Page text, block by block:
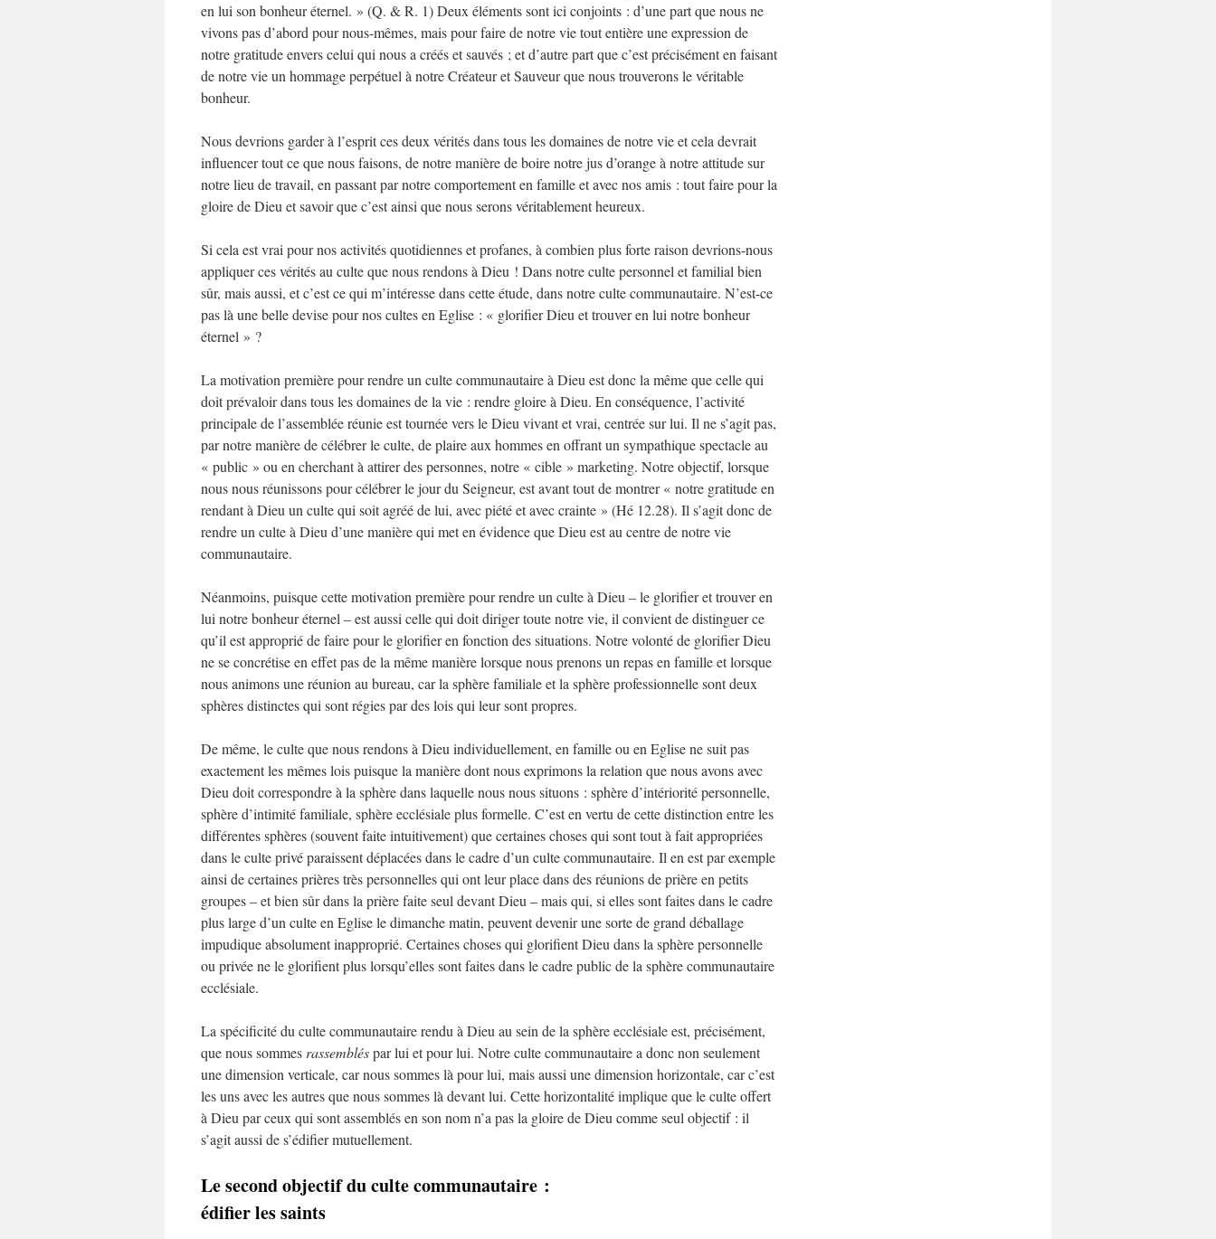
en lui son bonheur éternel. » (Q. & R. 1) Deux éléments sont ici conjoints : d’une part que nous ne
vivons pas d’abord pour nous-mêmes, mais pour faire de notre vie tout entière une expression de
notre gratitude envers celui qui nous a créés et sauvés ; et d’autre part que c’est précisément en faisant
de notre vie un hommage perpétuel à notre Créateur et Sauveur que nous trouverons le véritable
bonheur.
Nous devrions garder à l’esprit ces deux vérités dans tous les domaines de notre vie et cela devrait
influencer tout ce que nous faisons, de notre manière de boire notre jus d’orange à notre attitude sur
notre lieu de travail, en passant par notre comportement en famille et avec nos amis : tout faire pour la
gloire de Dieu et savoir que c’est ainsi que nous serons véritablement heureux.
Si cela est vrai pour nos activités quotidiennes et profanes, à combien plus forte raison devrions-nous
appliquer ces vérités au culte que nous rendons à Dieu ! Dans notre culte personnel et familial bien
sûr, mais aussi, et c’est ce qui m’intéresse dans cette étude, dans notre culte communautaire. N’est-ce
pas là une belle devise pour nos cultes en Eglise : « glorifier Dieu et trouver en lui notre bonheur
éternel » ?
La motivation première pour rendre un culte communautaire à Dieu est donc la même que celle qui
doit prévaloir dans tous les domaines de la vie : rendre gloire à Dieu. En conséquence, l’activité
principale de l’assemblée réunie est tournée vers le Dieu vivant et vrai, centrée sur lui. Il ne s’agit pas,
par notre manière de célébrer le culte, de plaire aux hommes en offrant un sympathique spectacle au
« public » ou en cherchant à attirer des personnes, notre « cible » marketing. Notre objectif, lorsque
nous nous réunissons pour célébrer le jour du Seigneur, est avant tout de montrer « notre gratitude en
rendant à Dieu un culte qui soit agréé de lui, avec piété et avec crainte » (Hé 12.28). Il s’agit donc de
rendre un culte à Dieu d’une manière qui met en évidence que Dieu est au centre de notre vie
communautaire.
Néanmoins, puisque cette motivation première pour rendre un culte à Dieu – le glorifier et trouver en
lui notre bonheur éternel – est aussi celle qui doit diriger toute notre vie, il convient de distinguer ce
qu’il est approprié de faire pour le glorifier en fonction des situations. Notre volonté de glorifier Dieu
ne se concrétise en effet pas de la même manière lorsque nous prenons un repas en famille et lorsque
nous animons une réunion au bureau, car la sphère familiale et la sphère professionnelle sont deux
sphères distinctes qui sont régies par des lois qui leur sont propres.
De même, le culte que nous rendons à Dieu individuellement, en famille ou en Eglise ne suit pas
exactement les mêmes lois puisque la manière dont nous exprimons la relation que nous avons avec
Dieu doit correspondre à la sphère dans laquelle nous nous situons : sphère d’intériorité personnelle,
sphère d’intimité familiale, sphère ecclésiale plus formelle. C’est en vertu de cette distinction entre les
différentes sphères (souvent faite intuitivement) que certaines choses qui sont tout à fait appropriées
dans le culte privé paraissent déplacées dans le cadre d’un culte communautaire. Il en est par exemple
ainsi de certaines prières très personnelles qui ont leur place dans des réunions de prière en petits
groupes – et bien sûr dans la prière faite seul devant Dieu – mais qui, si elles sont faites dans le cadre
plus large d’un culte en Eglise le dimanche matin, peuvent devenir une sorte de grand déballage
impudique absolument inapproprié. Certaines choses qui glorifient Dieu dans la sphère personnelle
ou privée ne le glorifient plus lorsqu’elles sont faites dans le cadre public de la sphère communautaire
ecclésiale.
La spécificité du culte communautaire rendu à Dieu au sein de la sphère ecclésiale est, précisément,
que nous sommes rassembléspar lui et pour lui. Notre culte communautaire a donc non seulement
une dimension verticale, car nous sommes là pour lui, mais aussi une dimension horizontale, car c’est
les uns avec les autres que nous sommes là devant lui. Cette horizontalité implique que le culte offert
à Dieu par ceux qui sont assemblés en son nom n’a pas la gloire de Dieu comme seul objectif : il
s’agit aussi de s’édifier mutuellement.
Le second objectif du culte communautaire :
édifier les saints